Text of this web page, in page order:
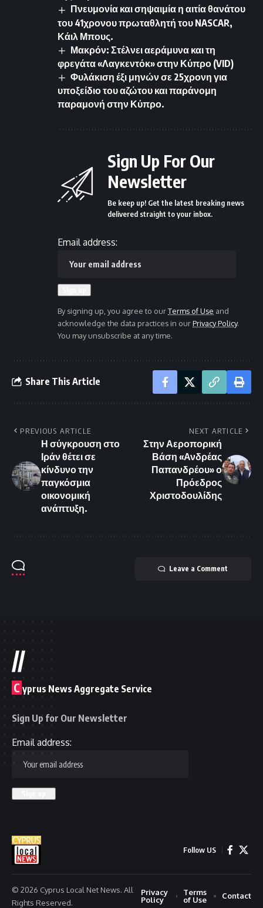
Πνευμονία και σηψαιμία η αιτία θανάτου
του 41χρονου πρωταθλητή του NASCAR,
Κάιλ Μπους.
Μακρόν: Στέλνει αεράμυνα και τη
φρεγάτα «Λαγκεντόκ» στην Κύπρο (VID)
Φυλάκιση έξι μηνών σε 25χρονη για
υποξείδιο του αζώτου και παράνομη
παραμονή στην Κύπρο.
Sign Up For Our
Newsletter
Be keep up! Get the latest breaking news
delivered straight to your inbox.
Email address:
By signing up, you agree to ourTerms of Use and
acknowledge the data practices in ourPrivacy Policy.
You may unsubscribe at any time.
Share This Article
PREVIOUS ARTICLE
Η σύγκρουση στο
Ιράν θέτει σε
κίνδυνο την
παγκόσμια
οικονομική
ανάπτυξη.
NEXT ARTICLE
Στην Αεροπορική
Βάση «Ανδρέας
Παπανδρέου» ο
Πρόεδρος
Χριστοδουλίδης
Leave a Comment
//
C yprus News Aggregate Service
Sign Up for Our Newsletter
Email address:
Follow US
© 2026 Cyprus Local Net News. All
Rights Reserved.
Privacy
Policy
Terms
of Use
Contact